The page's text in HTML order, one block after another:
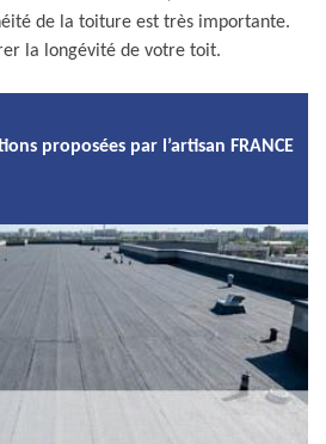
de la toiture est très importante.
la longévité de votre toit.
proposées par l’artisan FRANCE